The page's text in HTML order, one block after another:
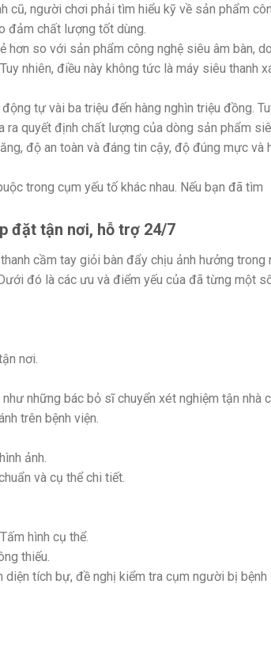
cũ, người chơi phải tìm hiểu kỹ về sản phẩm
đảm chất lượng tốt dùng.
hơn so với sản phẩm công nghệ siêu âm bàn, do
nhiên, điều này không tức là máy siêu thanh
tự vài ba triệu đến hàng nghìn triệu đồng.
ra quyết định chất lượng của dòng sản phẩm
độ an toàn và đáng tin cậy, độ đúng mực và
trong cụm yếu tố khác nhau. Nếu bạn đã tìm
đặt tận nơi, hỗ trợ 24/7
cầm tay giỏi bàn đẩy chịu ảnh hưởng trong
đó là các ưu và điểm yếu của đã từng một
nơi.
những bác bỏ sĩ chuyển xét nghiệm tận nhà
trên bệnh viện.
ảnh.
và cụ thể chi tiết.
hình cụ thể.
thiếu.
tích bự, đề nghị kiểm tra cụm người bị bệnh